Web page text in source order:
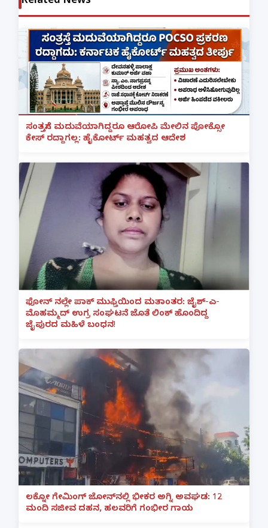
ಸಂತ್ರಸ್ತೆಗೆ ಮದುವೆಯಾಗಿದ್ದರೂ ಆರೋಪಿ ಮೇಲಿನ ಪೋಕ್ಸೋ
ಕೇಸ್ ರದ್ದಾಗಲ್ಲ: ಹೈಕೋರ್ಟ್ ಮಹತ್ವದ ಆದೇಶ
ಫೋನ್ ನಲ್ಲೇ ಪಾಕ್ ಮುಫ್ತಿಯಿಂದ ಮತಾಂತರ: ಜೈಶ್-ಎ-
ಮೊಹಮ್ಮದ್ ಉಗ್ರ ಸಂಘಟನೆ ಜೊತೆ ಲಿಂಕ್ ಹೊಂದಿದ್ದ
ಜೈಪುರದ ಮಹಿಳೆ ಬಂಧನ!
ಲಕ್ನೋ ಗೇಮಿಂಗ್ ಜೋನ್‌ನಲ್ಲಿ ಭೀಕರ ಅಗ್ನಿ ಅವಘಡ: 12
ಮಂದಿ ಸಜೀವ ದಹನ, ಹಲವರಿಗೆ ಗಂಭೀರ ಗಾಯ